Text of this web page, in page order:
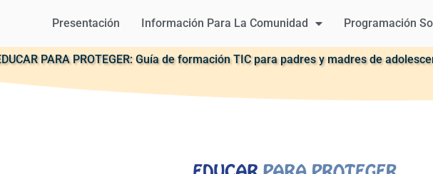
Presentación Información Para La Comunidad Programación
PARA PROTEGER: Guía de formación TIC para padres y madres de